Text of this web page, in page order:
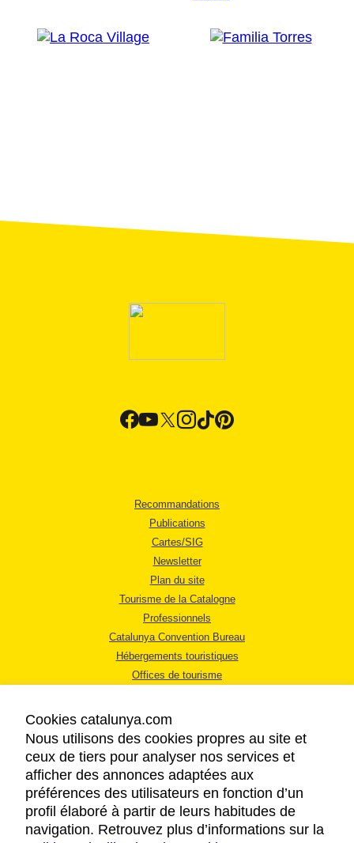
Recommandations
Publications
Cartes/SIG
Newsletter
Plan du site
Tourisme de la Catalogne
Professionnels
Catalunya Convention Bureau
Hébergements touristiques
Offices de tourisme
MENTIONS LÉGALES
RÈGLES DE CONFIDENTIALITÉ
COOKIES
Cookies catalunya.com
Nous utilisons des cookies propres au site et
ceux de tiers pour analyser nos services et
afficher des annonces adaptées aux
préférences des utilisateurs en fonction d’un
profil élaboré à partir de leurs habitudes de
navigation. Retrouvez plus d’informations sur la